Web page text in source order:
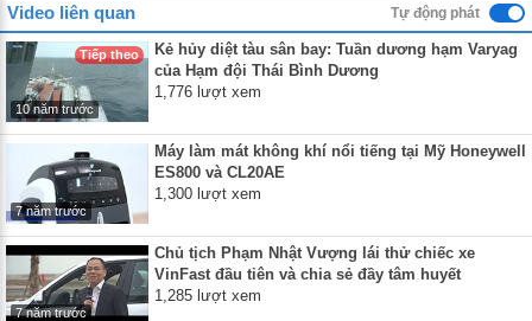
Video liên quan Tự động phát
Tiếp theo
10 năm trước
Kẻ hủy diệt tàu sân bay: Tuần dương hạm Varyag
của Hạm đội Thái Bình Dương
1,776 lượt xem
7 năm trước
Máy làm mát không khí nổi tiếng tại Mỹ Honeywell
ES800 và CL20AE
1,300 lượt xem
7 năm trước
Chủ tịch Phạm Nhật Vượng lái thử chiếc xe
VinFast đầu tiên và chia sẻ đầy tâm huyết
1,285 lượt xem